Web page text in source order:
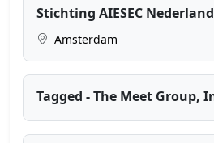
Stichting AIESEC Nederland
Amsterdam
Tagged - The Meet Group,